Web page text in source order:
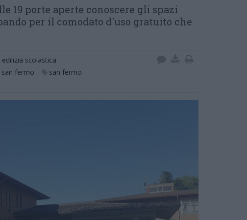
19 porte aperte conoscere gli spazi
per il comodato d'uso gratuito che
edilizia scolastica
fermo
san fermo